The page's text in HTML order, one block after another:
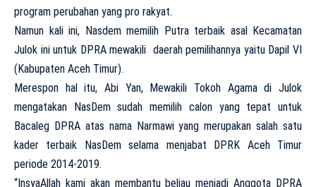
program perubahan yang pro rakyat.
Namun kali ini, Nasdem memilih Putra terbaik asal Kecamatan
Julok ini untuk DPRA mewakili daerah pemilihannya yaitu Dapil VI
(Kabupaten Aceh Timur).
Merespon hal itu, Abi Yan, Mewakili Tokoh Agama di Julok
mengatakan NasDem sudah memilih calon yang tepat untuk
Bacaleg DPRA atas nama Narmawi yangmerupakan salah satu
kader terbaik NasDem selama menjabat DPRK Aceh Timur
periode 2014-2019.
“InsyaAllah kami akan membantu beliau menjadi Anggota DPRA